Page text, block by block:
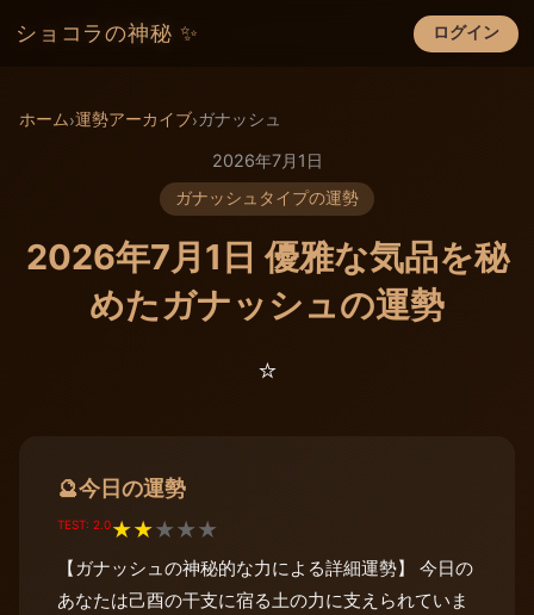
ショコラの神秘 ✨ ログイン
×
ホーム›運勢アーカイブ›ガナッシュ
2026年7月1日
ガナッシュタイプの運勢
2026年7月1日 優雅な気品を秘
めたガナッシュの運勢
⭐️
🔮今日の運勢
TEST: 2.0★★★★★
【ガナッシュの神秘的な力による詳細運勢】 今日の
あなたは己酉の干支に宿る土の力に支えられていま